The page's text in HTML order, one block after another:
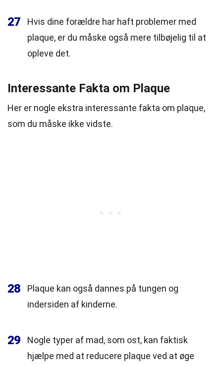
27
Hvis dine forældre har haft problemer med
plaque, er du måske også mere tilbøjelig til at
opleve det.
Interessante Fakta om Plaque
Her er nogle ekstra interessante fakta om plaque,
som du måske ikke vidste.
28
Plaque kan også dannes på tungen og
indersiden af kinderne.
29
Nogle typer af mad, som ost, kan faktisk
hjælpe med at reducere plaque ved at øge